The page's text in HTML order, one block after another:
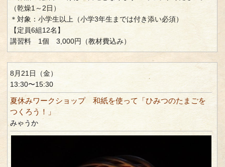
（乾燥1～2日）
＊対象：小学生以上（小学3年生までは付き添い必須）
【定員6組12名】
講習料 1個 3,000円（教材費込み）
8月21日（金）
13:30〜15:30
夏休みワークショップ 和紙を使って「ひみつのたまごを
つくろう！」
みゃうか